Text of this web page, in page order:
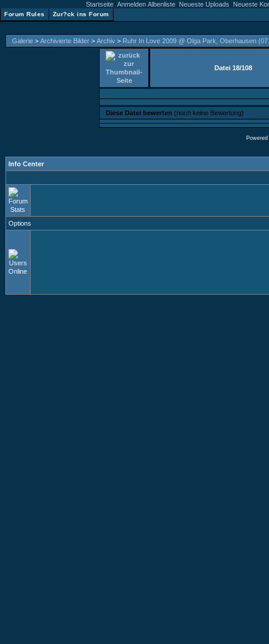
Startseite Anmelden Albenliste Neueste Uploads Neueste
Forum Rules Zur?ck ins Forum
Galerie> Archivierte Bilder> Archiv> Ruhr In Love 2009 @ Olga Park, Oberhausen
Datei 18/108
Diese Datei bewerten (noch keine Bewertung)
Info Center
Options